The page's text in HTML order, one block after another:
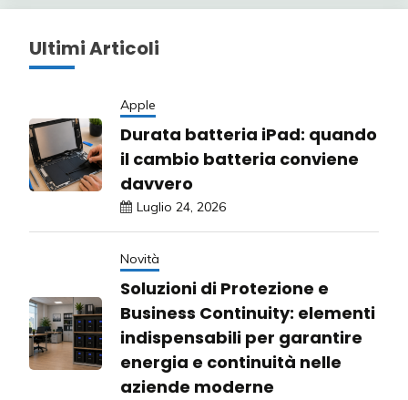
Ultimi Articoli
Apple
Durata batteria iPad: quando
il cambio batteria conviene
davvero
Luglio 24, 2026
Novità
Soluzioni di Protezione e
Business Continuity: elementi
indispensabili per garantire
energia e continuità nelle
aziende moderne